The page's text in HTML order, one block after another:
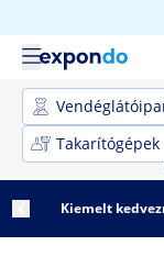
Takarítógépek
Kiemelt